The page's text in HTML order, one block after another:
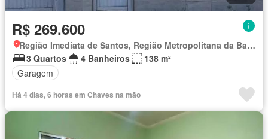
R$ 269.600
Região Imediata de Santos, Região Metropolitana da Baixada Santista
3 Quartos
4 Banheiros
138 m²
Garagem
Há 4 dias, 6 horas em Chaves na mão